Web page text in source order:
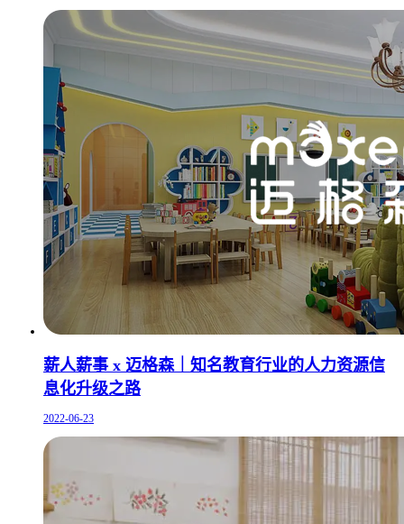
薪人薪事 x 迈格森｜知名教育行业的人力资源信
息化升级之路
2022-06-23